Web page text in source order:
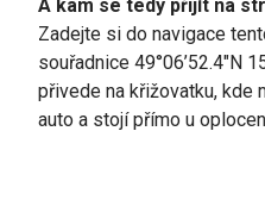
A kam se tedy přijít na
Zadejte si do navigace
souřadnice 49°06’52.4″N
přivede na křižovatku, kde
auto a stojí přímo u